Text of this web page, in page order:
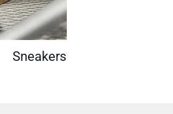
Sneakers